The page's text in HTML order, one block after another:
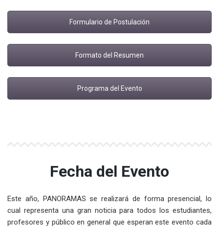
Formulario de Postulación
Formato del Resumen
Programa del Evento
Fecha del Evento
Este año, PANORAMAS se realizará de forma presencial, lo
cual representa una gran noticia para todos los estudiantes,
profesores y público en general que esperan este evento cada